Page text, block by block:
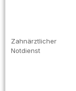
Zahnärztlicher
Notdienst